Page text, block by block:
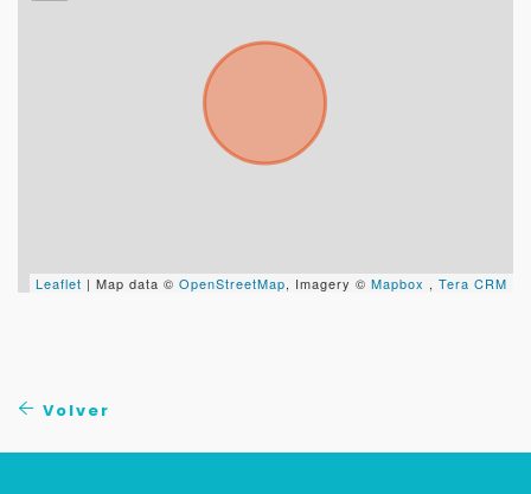
Leaflet | Map data © OpenStreetMap, Imagery © Mapbox , Tera CRM
Volver